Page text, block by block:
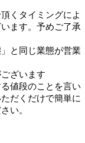
くタイミングによ
ます。予めご了承
と同じ業態が営業
ざいます
値段のことを言い
だくだけで簡単に
い。